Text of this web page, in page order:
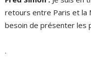
retours entre Paris et la
besoin de présenter les
.